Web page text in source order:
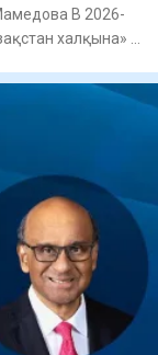
В 2026-
халқына» в